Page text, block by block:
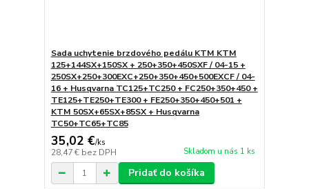
Sada uchytenie brzdového pedálu KTM KTM
125+144SX+150SX + 250+350+450SXF / 04-15 +
250SX+250+300EXC+250+350+450+500EXCF / 04-
16 + Husqvarna TC125+TC250 + FC250+350+450 +
TE125+TE250+TE300 + FE250+350+450+501 +
KTM 50SX+65SX+85SX + Husqvarna
TC50+TC65+TC85
35,02 €/ks
28,47 € bez DPH Skladom u nás 1 ks
Pridať do košíka